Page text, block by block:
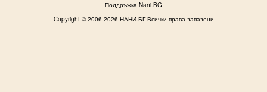
Поддръжка Nani.BG
Copyright © 2006-2026 НАНИ.БГ Всички права запазени